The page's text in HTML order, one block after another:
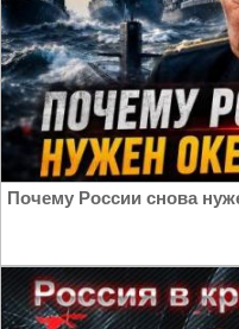
Почему России снова